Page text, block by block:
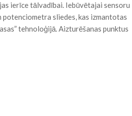
ierīce tālvadībai. Iebūvētajai sensoru
sliedes, kas izmantotas
tehnoloģijā. Aizturēšanas punktus